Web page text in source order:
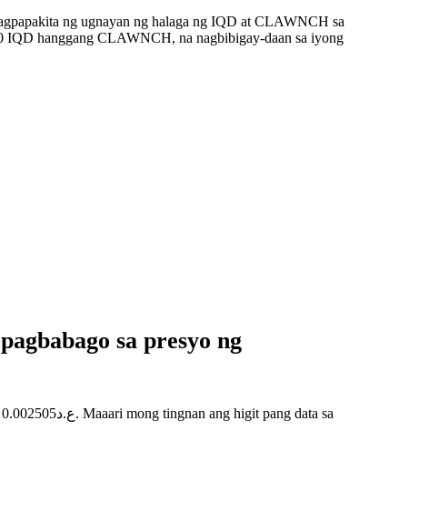
ng ugnayan ng halaga ng IQD at CLAWNCH sa
IQD hanggang CLAWNCH, na nagbibigay-daan sa iyong
sa presyo ng